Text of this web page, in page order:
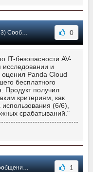
#136 0
IT-безопасности AV-
и
оценил Panda Cloud
бесплатного
Продукт получил
критериям, как
(6/6),
срабатываний."
#135 1